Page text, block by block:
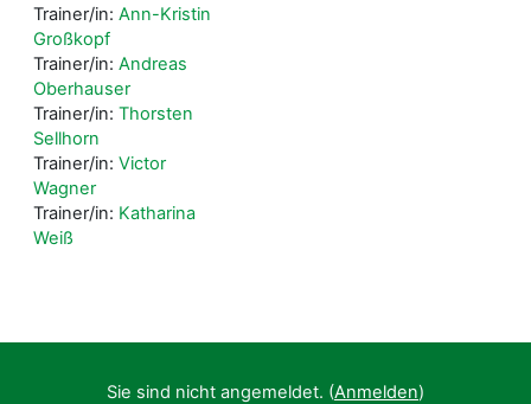
Trainer/in: Ann-Kristin
Großkopf
Trainer/in: Andreas
Oberhauser
Trainer/in: Thorsten
Sellhorn
Trainer/in: Victor
Wagner
Trainer/in: Katharina
Weiß
Sie sind nicht angemeldet. (Anmelden)